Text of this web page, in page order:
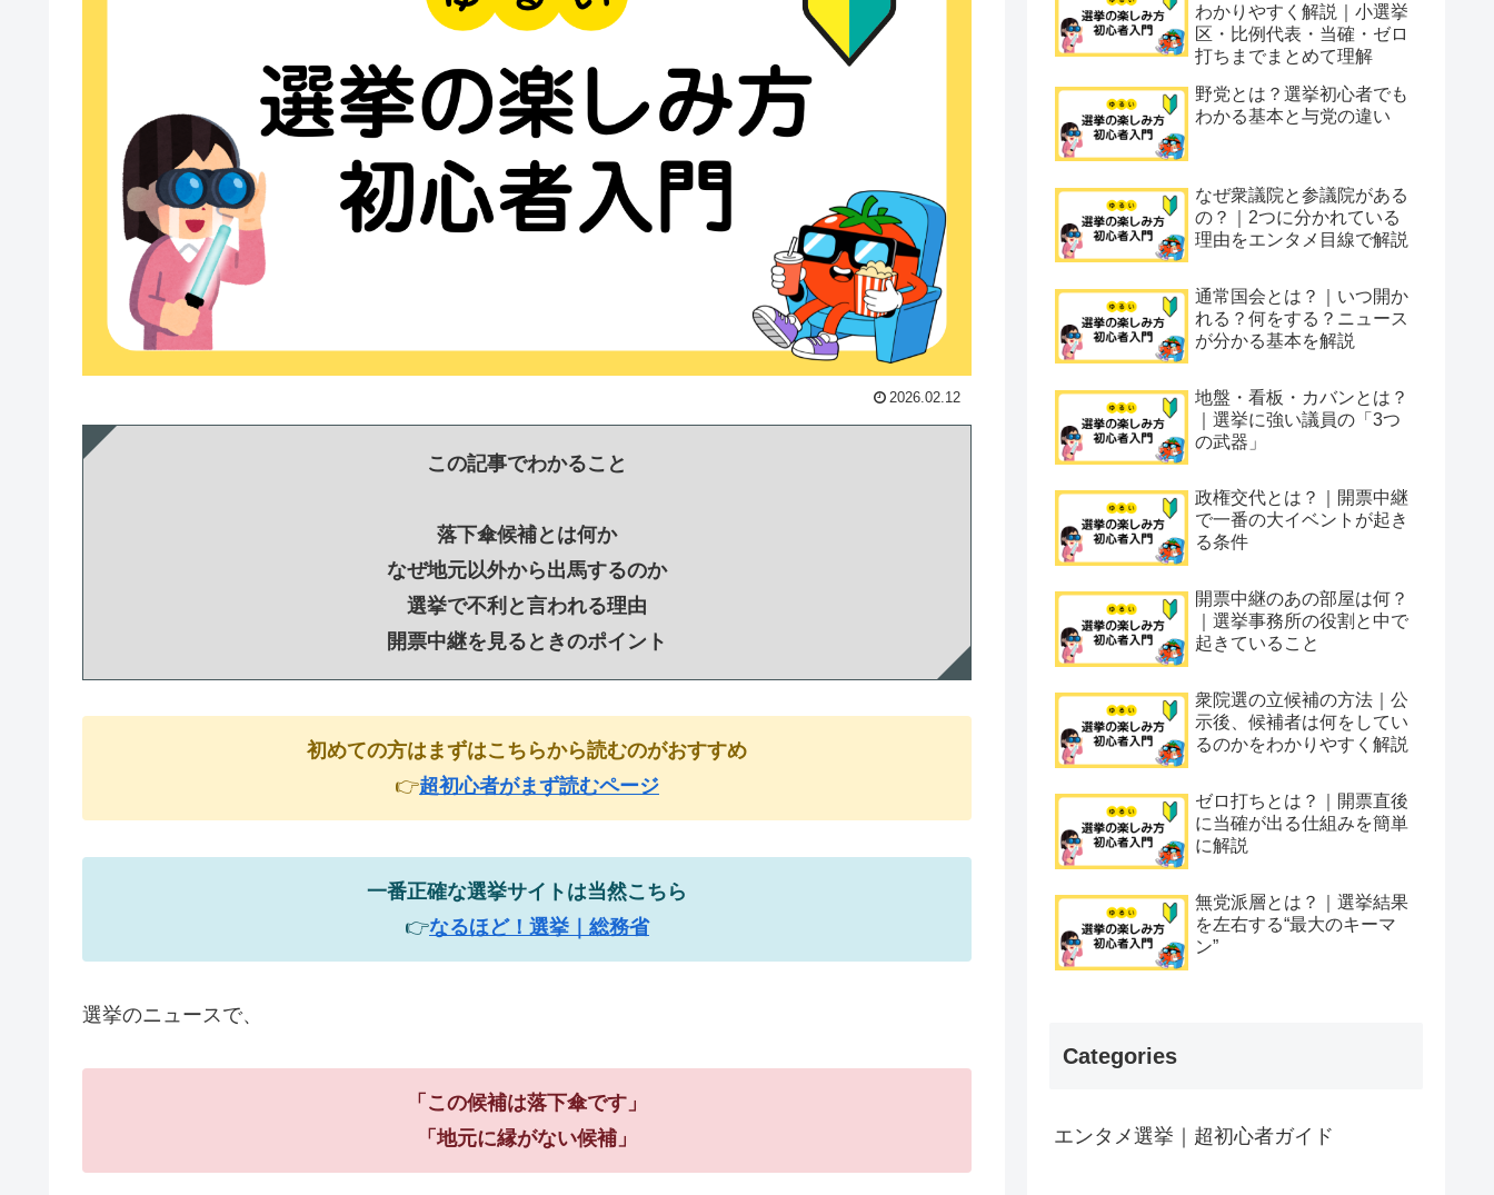
2026.02.12
この記事でわかること
落下傘候補とは何か
なぜ地元以外から出馬するのか
選挙で不利と言われる理由
開票中継を見るときのポイント
初めての方はまずはこちらから読むのがおすすめ
👉超初心者がまず読むページ
一番正確な選挙サイトは当然こちら
👉なるほど！選挙｜総務省
選挙のニュースで、
「この候補は落下傘です」
「地元に縁がない候補」
わかりやすく解説｜小選挙
区・比例代表・当確・ゼロ
打ちまでまとめて理解
野党とは？選挙初心者でも
わかる基本と与党の違い
なぜ衆議院と参議院がある
の？｜2つに分かれている
理由をエンタメ目線で解説
通常国会とは？｜いつ開か
れる？何をする？ニュース
が分かる基本を解説
地盤・看板・カバンとは？
｜選挙に強い議員の「3つ
の武器」
政権交代とは？｜開票中継
で一番の大イベントが起き
る条件
開票中継のあの部屋は何？
｜選挙事務所の役割と中で
起きていること
衆院選の立候補の方法｜公
示後、候補者は何をしてい
るのかをわかりやすく解説
ゼロ打ちとは？｜開票直後
に当確が出る仕組みを簡単
に解説
無党派層とは？｜選挙結果
を左右する“最大のキーマ
ン”
Categories
エンタメ選挙｜超初心者ガイド